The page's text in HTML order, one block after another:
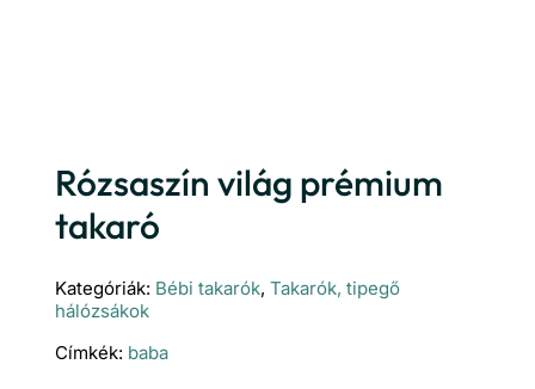
Rózsaszín világ prémium
takaró
Kategóriák: Bébi takarók, Takarók, tipegő
hálózsákok
Címkék: baba